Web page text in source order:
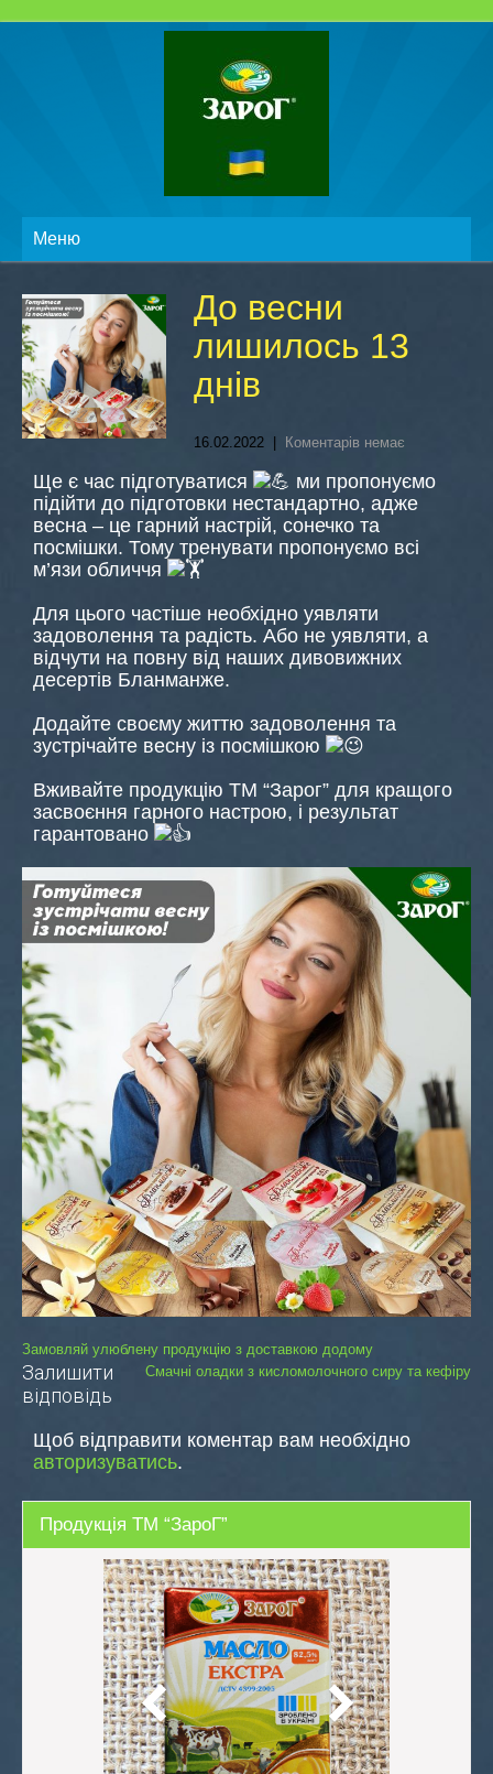
Меню
До весни
лишилось 13
днів
16.02.2022 Коментарів немає
Ще є час підготуватися
ми пропонуємо
підійти до підготовки нестандартно, адже
весна – це гарний настрій, сонечко та
посмішки. Тому тренувати пропонуємо всі
м’язи обличчя
Для цього частіше необхідно уявляти
задоволення та радість. Або не уявляти, а
відчути на повну від наших дивовижних
десертів Бланманже.
Додайте своєму життю задоволення та
зустрічайте весну із посмішкою
Вживайте продукцію ТМ “Зарог” для кращого
засвоєння гарного настрою, і результат
гарантовано
Навігація
записів
Замовляй улюблену продукцію з доставкою додому
Смачні оладки з кисломолочного сиру та кефіру
Залишити
відповідь
Щоб відправити коментар вам необхідно
авторизуватись.
Продукція ТМ “ЗароГ”